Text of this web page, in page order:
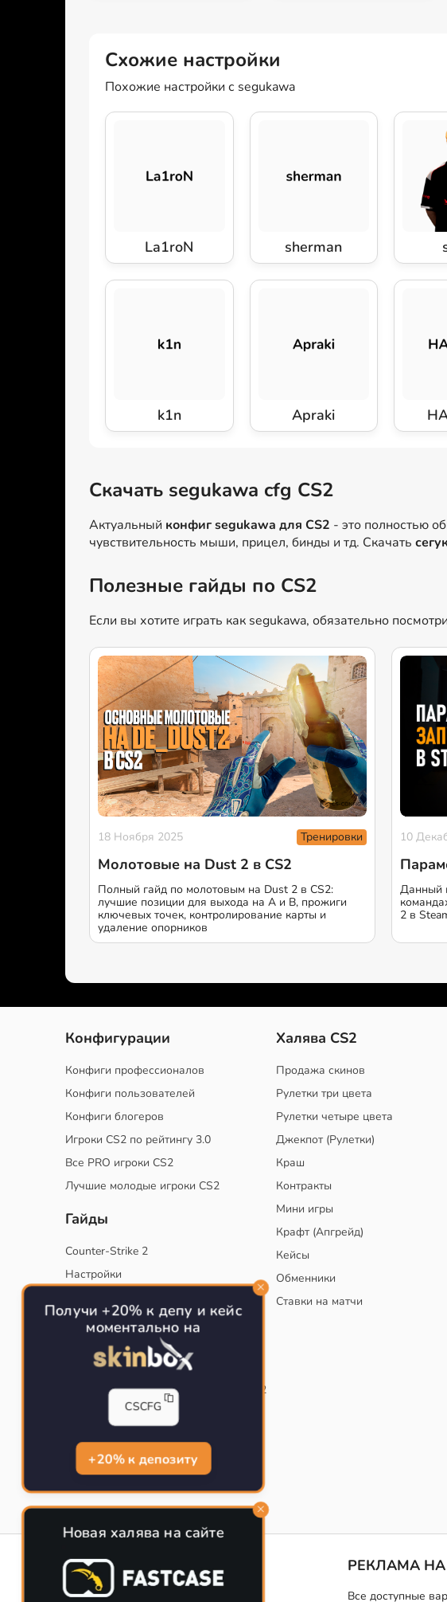
Схожие настройки
Похожие настройки с segukawa
La1roN sherman
k1n Apraki
Скачать segukawa cfg CS2
Актуальный конфиг segukawa для CS2 - это полностью
чувствительность мыши, прицел, бинды и тд. Скачать
Полезные гайды по CS2
Если вы хотите играть как segukawa, обязательно
18 Ноября 2025 Тренировки
Молотовые на Dust 2 в CS2
Полный гайд по молотовым на Dust 2 в CS2:
лучшие позиции для выхода на A и B, прожиги
ключевых точек, контролирование карты и
удаление опорников
10
Данный
2 в
Конфигурации
Конфиги профессионалов
Конфиги пользователей
Конфиги блогеров
Игроки CS2 по рейтингу 3.0
Все PRO игроки CS2
Лучшие молодые игроки CS2
Гайды
Counter-Strike 2
Настройки
Тактики
Конфиг для тренировок в CS
Как сохранить свой конфиг CS
Инста смоки на карте de_mirage в CS2
Рабочий бинд на Jumpthrow
Халява CS2
Продажа скинов
Рулетки три цвета
Рулетки четыре цвета
Джекпот (Рулетки)
Краш
Контракты
Мини игры
Крафт (Апгрейд)
Кейсы
Обменники
Ставки на матчи
CS-CONFIG
Конфиги игроков CS2
РЕКЛАМА НА
Все доступные
Получи +20% к депу и кейс
моментально на
CSCFG
+20% к депозиту
Новая халява на сайте